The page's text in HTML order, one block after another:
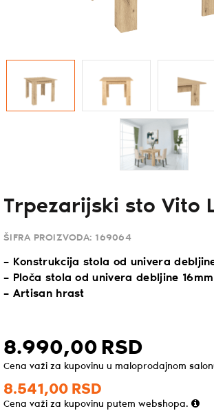
Trpezarijski sto Vito
ŠIFRA PROIZVODA: 169064
– Konstrukcija stola od univera
– Ploča stola od univera debljine 16mm
– Artisan hrast
8.990,00 RSD
Cena važi za kupovinu u maloprodajnom
8.541,00 RSD
Cena važi za kupovinu putem webshopa.